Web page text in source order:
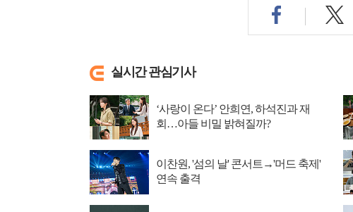
실시간 관심기사
‘사랑이 온다’ 안희연, 하석진과 재
회…아들 비밀 밝혀질까?
이찬원, '섬의 날' 콘서트→'머드 축제'
연속 출격